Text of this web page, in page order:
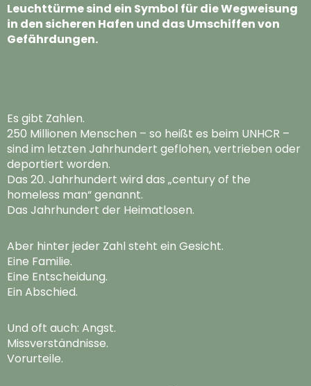
Leuchttürme sind ein Symbol für die Wegweisung
in den sicheren Hafen und das Umschiffen von
Gefährdungen.
Es gibt Zahlen.
250 Millionen Menschen – so heißt es beim UNHCR –
sind im letzten Jahrhundert geflohen, vertrieben oder
deportiert worden.
Das 20. Jahrhundert wird das „century of the
homeless man“ genannt.
Das Jahrhundert der Heimatlosen.
Aber hinter jeder Zahl steht ein Gesicht.
Eine Familie.
Eine Entscheidung.
Ein Abschied.
Und oft auch: Angst.
Missverständnisse.
Vorurteile.